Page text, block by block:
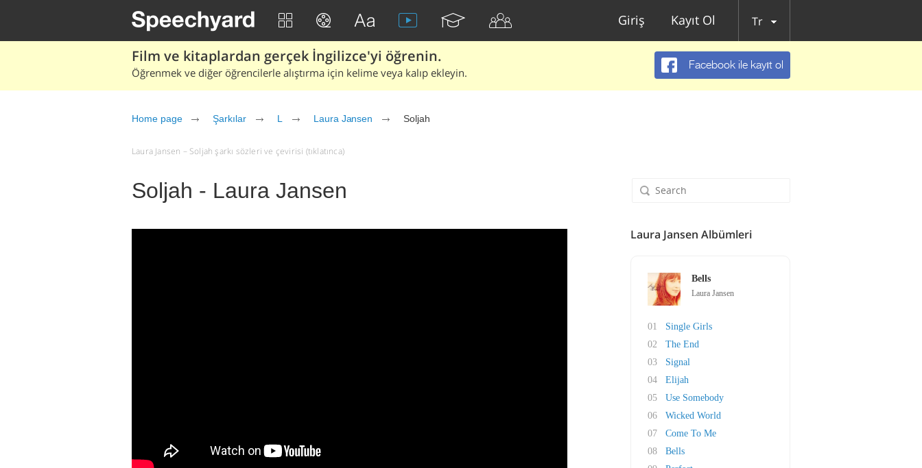
Giriş Kayıt Ol Tr
Film ve kitaplardan gerçek İngilizce'yi öğrenin.
Öğrenmek ve diğer öğrencilerle alıştırma için kelime veya kalıp ekleyin.
Facebook ile kayıt ol
Home page Şarkılar L Laura Jansen Soljah
Laura Jansen – Soljah şarkı sözleri ve çevirisi (tıklatınca)
Soljah - Laura Jansen
Laura Jansen Albümleri
Bells
Laura Jansen
01
Single Girls
02
The End
03
Signal
04
Elijah
05
Use Somebody
06
Wicked World
07
Come To Me
08
Bells